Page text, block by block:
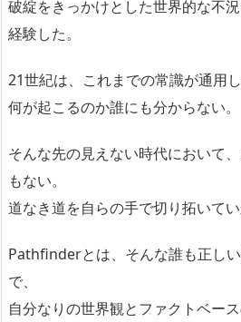
破綻をきっかけとした世界的な不
経験した。
21世紀は、これまでの常識が通用
何が起こるのか誰にも分からない。
そんな先の見えない時代において
もない。
道なき道を自らの手で切り拓いてい
Pathfinderとは、そんな誰も正し
で、
自分なりの世界観とファクトベー